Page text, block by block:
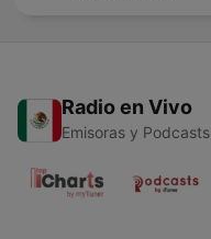
Radio en Vivo
Emisoras y Podcasts